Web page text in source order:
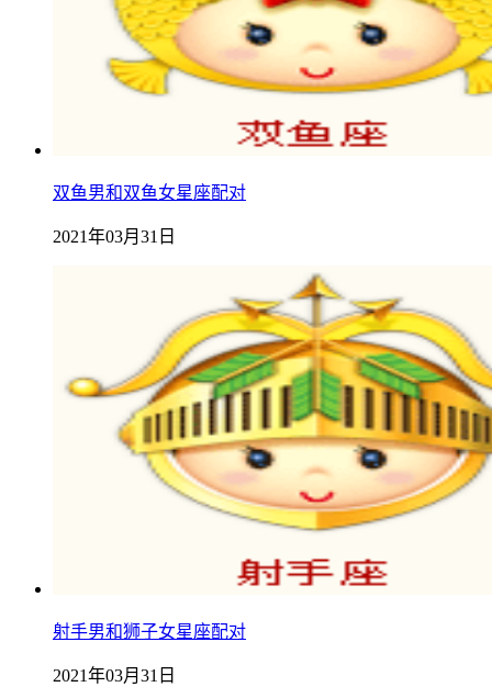
双鱼男和双鱼女星座配对
2021年03月31日
射手男和狮子女星座配对
2021年03月31日